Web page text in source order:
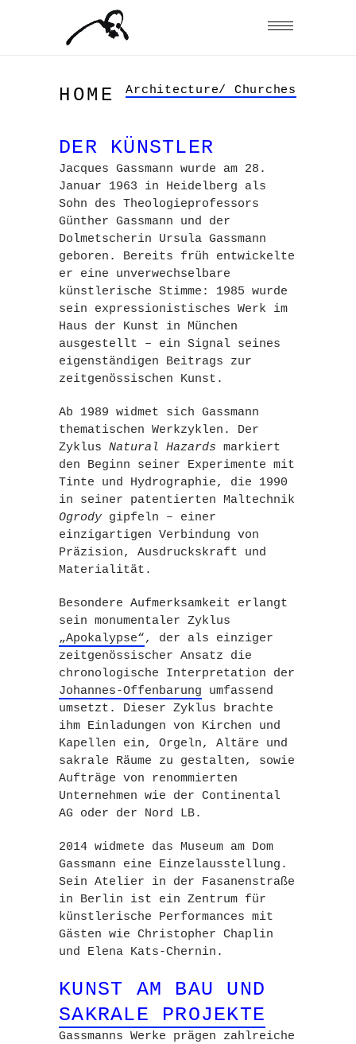
HOME Architecture/ Churches
DER KÜNSTLER
Jacques Gassmann wurde am 28.
Januar 1963 in Heidelberg als
Sohn des Theologieprofessors
Günther Gassmann und der
Dolmetscherin Ursula Gassmann
geboren. Bereits früh entwickelte
er eine unverwechselbare
künstlerische Stimme: 1985 wurde
sein expressionistisches Werk im
Haus der Kunst in München
ausgestellt – ein Signal seines
eigenständigen Beitrags zur
zeitgenössischen Kunst.
Ab 1989 widmet sich Gassmann
thematischen Werkzyklen. Der
Zyklus Natural Hazards markiert
den Beginn seiner Experimente mit
Tinte und Hydrographie, die 1990
in seiner patentierten Maltechnik
Ogrody gipfeln – einer
einzigartigen Verbindung von
Präzision, Ausdruckskraft und
Materialität.
Besondere Aufmerksamkeit erlangt
sein monumentaler Zyklus
„Apokalypse“, der als einziger
zeitgenössischer Ansatz die
chronologische Interpretation der
Johannes-Offenbarung umfassend
umsetzt. Dieser Zyklus brachte
ihm Einladungen von Kirchen und
Kapellen ein, Orgeln, Altäre und
sakrale Räume zu gestalten, sowie
Aufträge von renommierten
Unternehmen wie der Continental
AG oder der Nord LB.
2014 widmete das Museum am Dom
Gassmann eine Einzelausstellung.
Sein Atelier in der Fasanenstraße
in Berlin ist ein Zentrum für
künstlerische Performances mit
Gästen wie Christopher Chaplin
und Elena Kats-Chernin .
KUNST AM BAU UND
SAKRALE PROJEKTE
Gassmanns Werke prägen zahlreiche